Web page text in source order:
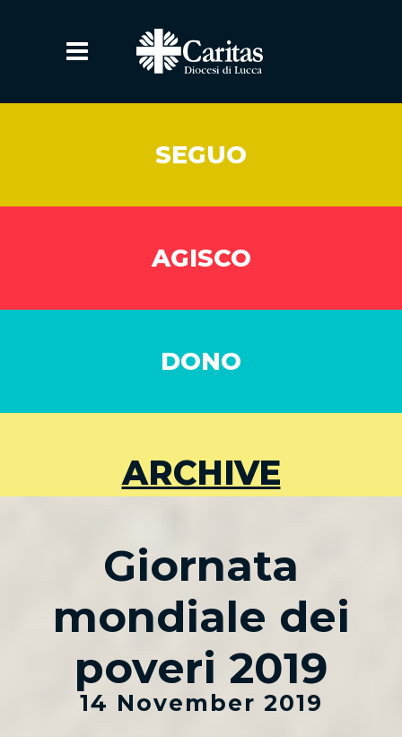
SEGUO
AGISCO
DONO
ARCHIVE
Giornata
mondiale dei
poveri 2019
14 November 2019